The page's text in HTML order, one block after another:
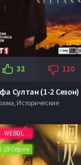
32 120
Султан (1-2 Сезон)
Исторические
WEBDL
19 Серия